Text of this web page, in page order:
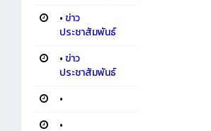
• ข่าว
ประชาสัมพันธ์
• ข่าว
ประชาสัมพันธ์
•
•